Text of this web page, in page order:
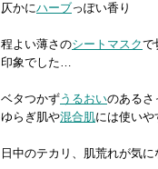
て
仄かにハーブっぽい香り
程よい薄さのシートマスクで
印象でした…
ベタつかずうるおいのあるさ
ゆらぎ肌や混合肌には使いや
日中のテカリ、肌荒れが気に